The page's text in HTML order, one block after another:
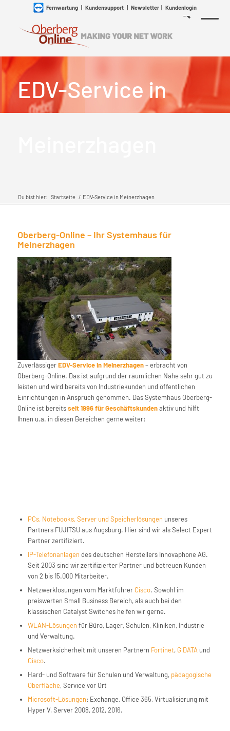
Fernwartung| Kundensupport| Newsletter| Kundenlogin
EDV-Service in
Du bist hier: Startseite / EDV-Service in Meinerzhagen
Oberberg-Online – Ihr Systemhaus für
Meinerzhagen
ZuverlässigerEDV-Service in Meinerzhagen– erbracht von
Oberberg-Online. Das ist aufgrund der räumlichen Nähe sehr gut zu
leisten und wird bereits von Industriekunden und öffentlichen
Einrichtungen in Anspruch genommen. Das Systemhaus Oberberg-
Online ist bereitsseit 1996 für Geschäftskundenaktiv und hilft
Ihnen u.a. in diesen Bereichen gerne weiter:
PCs, Notebooks, Server und Speicherlösungen unseres
Partners FUJITSU aus Augsburg. Hier sind wir als Select Expert
Partner zertifiziert.
IP-Telefonanlagen des deutschen Herstellers Innovaphone AG.
Seit 2003 sind wir zertifizierter Partner und betreuen Kunden
von 2 bis 15.000 Mitarbeiter.
Netzwerklösungen vom Marktführer Cisco. Sowohl im
preiswerten Small Business Bereich, als auch bei den
klassischen Catalyst Switches helfen wir gerne.
WLAN-Lösungen für Büro, Lager, Schulen, Kliniken, Industrie
und Verwaltung.
Netzwerksicherheit mit unseren Partnern Fortinet, G DATAund
Cisco.
Hard- und Software für Schulen und Verwaltung, pädagogische
Oberfläche, Service vor Ort
Microsoft-Lösungen: Exchange, Office 365, Virtualisierung mit
Hyper V, Server 2008, 2012, 2016.